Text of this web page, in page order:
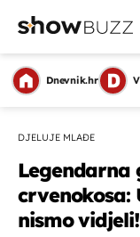
Dnevnik.hr
DJELUJE MLAĐE
Legendarna
crvenokosa:
nismo vidjeli!